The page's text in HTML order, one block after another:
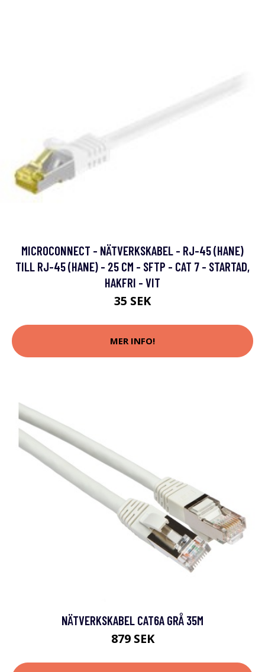
MICROCONNECT - NÄTVERKSKABEL - RJ-45 (HANE)
TILL RJ-45 (HANE) - 25 CM - SFTP - CAT 7 - STARTAD,
HAKFRI - VIT
35 SEK
MER INFO!
NÄTVERKSKABEL CAT6A GRÅ 35M
879 SEK